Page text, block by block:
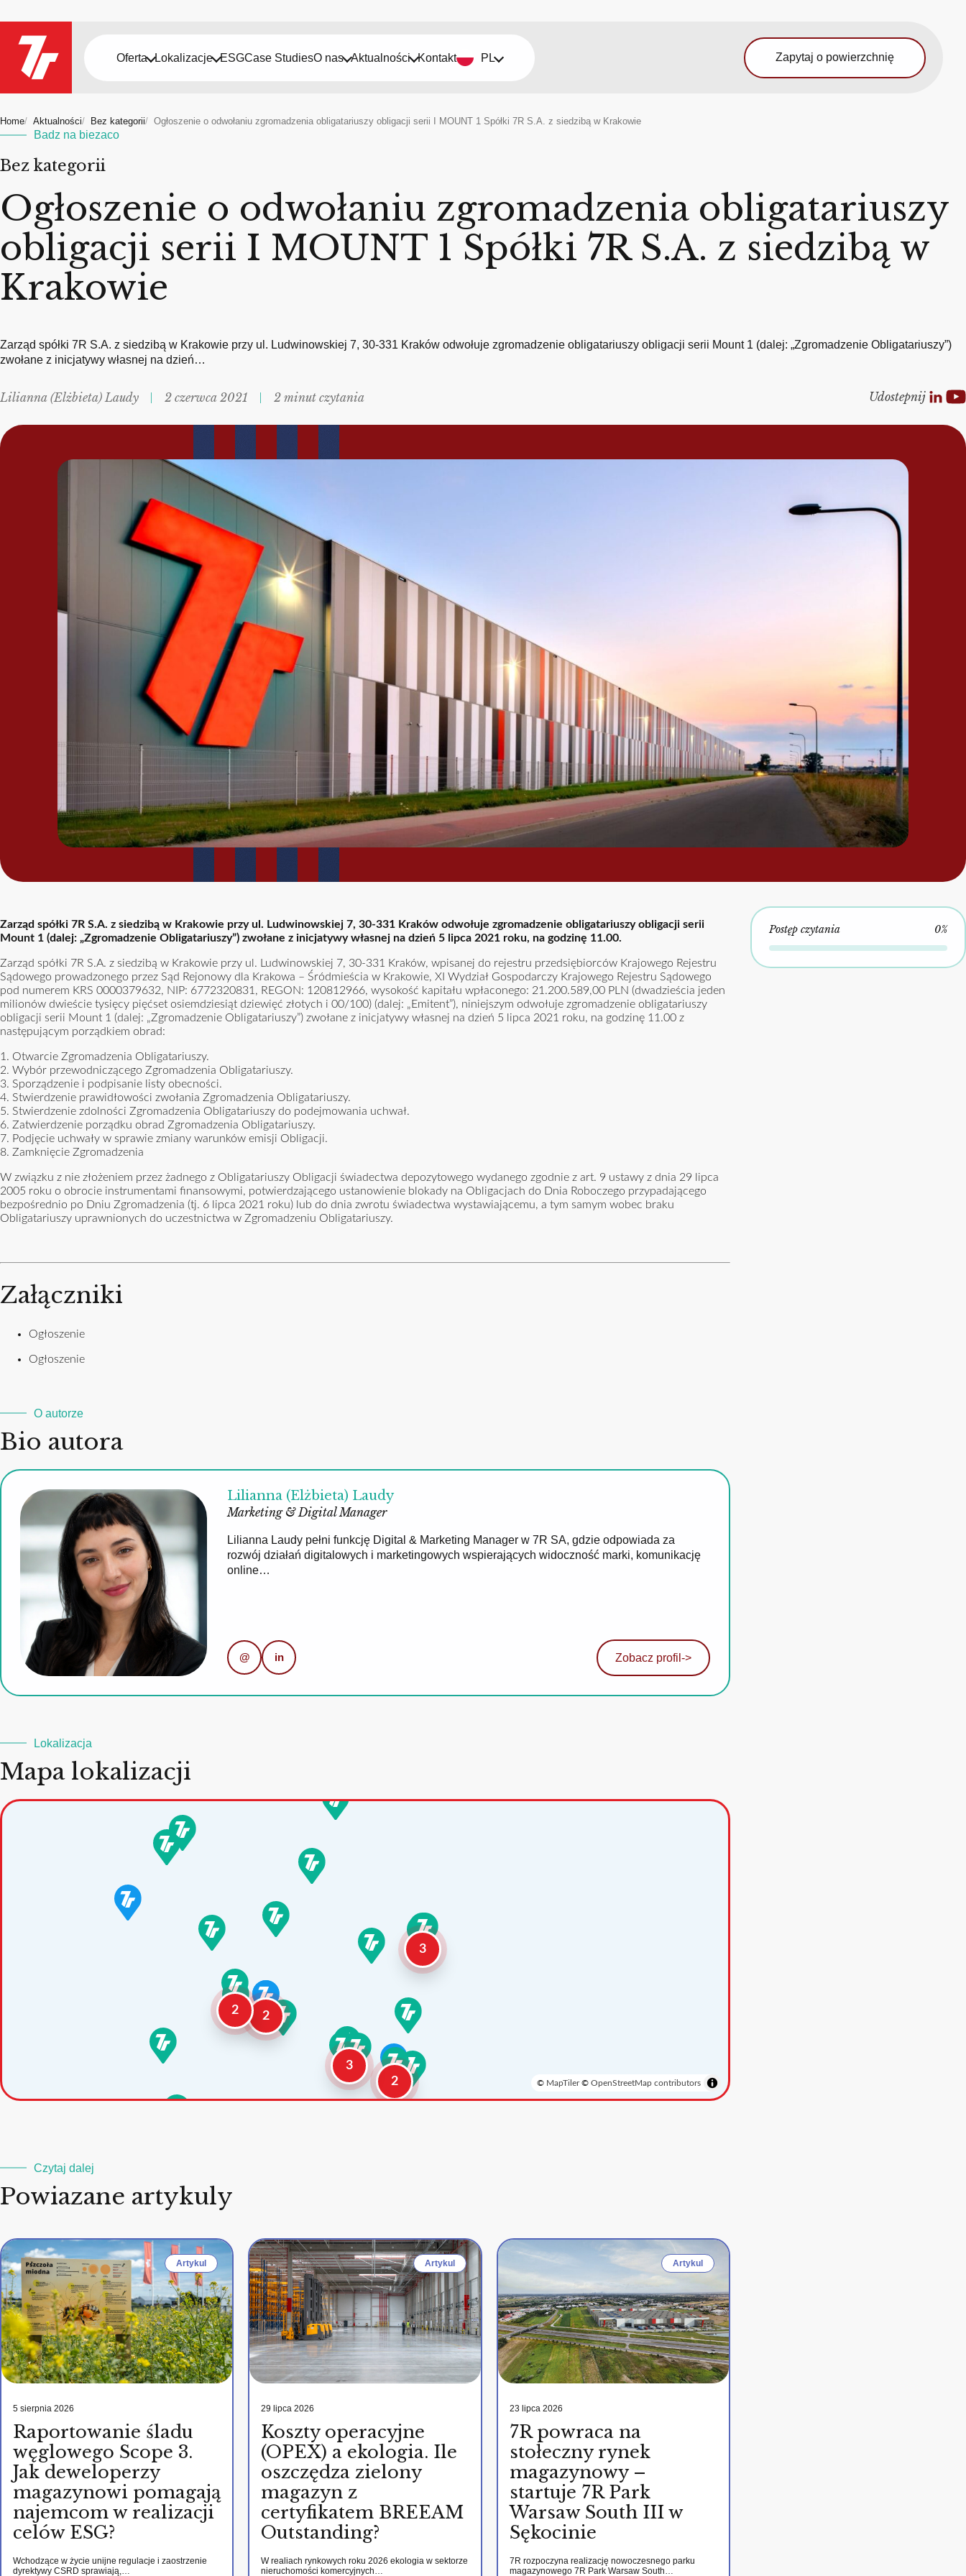
Oferta Lokalizacje ESGCase StudiesO nas Aktualności Kontakt PL Zapytaj o powierzchnię
Home Aktualności Bez kategorii Ogłoszenie o odwołaniu zgromadzenia obligatariuszy obligacji serii I MOUNT 1 Spółki 7R S.A. z siedzibą w Krakowie
Badz na biezaco
Bez kategorii
Ogłoszenie o odwołaniu zgromadzenia obligatariuszy
obligacji serii I MOUNT 1 Spółki 7R S.A. z siedzibą w
Krakowie
Zarząd spółki 7R S.A. z siedzibą w Krakowie przy ul. Ludwinowskiej 7, 30-331 Kraków odwołuje zgromadzenie obligatariuszy obligacji serii Mount 1 (dalej: „Zgromadzenie Obligatariuszy”)
zwołane z inicjatywy własnej na dzień…
Lilianna (Elżbieta) Laudy 2 czerwca 2021 2 minut czytania Udostepnij
Zarząd spółki 7R S.A. z siedzibą w Krakowie przy ul. Ludwinowskiej 7, 30-331 Kraków odwołuje zgromadzenie obligatariuszy obligacji serii
Mount 1 (dalej: „Zgromadzenie Obligatariuszy”) zwołane z inicjatywy własnej na dzień 5 lipca 2021 roku, na godzinę 11.00.
Zarząd spółki 7R S.A. z siedzibą w Krakowie przy ul. Ludwinowskiej 7, 30-331 Kraków, wpisanej do rejestru przedsiębiorców Krajowego Rejestru
Sądowego prowadzonego przez Sąd Rejonowy dla Krakowa – Śródmieścia w Krakowie, XI Wydział Gospodarczy Krajowego Rejestru Sądowego
pod numerem KRS 0000379632, NIP: 6772320831, REGON: 120812966, wysokość kapitału wpłaconego: 21.200.589,00 PLN (dwadzieścia jeden
milionów dwieście tysięcy pięćset osiemdziesiąt dziewięć złotych i 00/100) (dalej: „Emitent”), niniejszym odwołuje zgromadzenie obligatariuszy
obligacji serii Mount 1 (dalej: „Zgromadzenie Obligatariuszy”) zwołane z inicjatywy własnej na dzień 5 lipca 2021 roku, na godzinę 11.00 z
następującym porządkiem obrad:
1. Otwarcie Zgromadzenia Obligatariuszy.
2. Wybór przewodniczącego Zgromadzenia Obligatariuszy.
3. Sporządzenie i podpisanie listy obecności.
4. Stwierdzenie prawidłowości zwołania Zgromadzenia Obligatariuszy.
5. Stwierdzenie zdolności Zgromadzenia Obligatariuszy do podejmowania uchwał.
6. Zatwierdzenie porządku obrad Zgromadzenia Obligatariuszy.
7. Podjęcie uchwały w sprawie zmiany warunków emisji Obligacji.
8. Zamknięcie Zgromadzenia
W związku z nie złożeniem przez żadnego z Obligatariuszy Obligacji świadectwa depozytowego wydanego zgodnie z art. 9 ustawy z dnia 29 lipca
2005 roku o obrocie instrumentami finansowymi, potwierdzającego ustanowienie blokady na Obligacjach do Dnia Roboczego przypadającego
bezpośrednio po Dniu Zgromadzenia (tj. 6 lipca 2021 roku) lub do dnia zwrotu świadectwa wystawiającemu, a tym samym wobec braku
Obligatariuszy uprawnionych do uczestnictwa w Zgromadzeniu Obligatariuszy.
Załączniki
Ogłoszenie
Ogłoszenie
O autorze
Bio autora
Lilianna (Elżbieta) Laudy
Marketing & Digital Manager
Lilianna Laudy pełni funkcję Digital & Marketing Manager w 7R SA, gdzie odpowiada za
rozwój działań digitalowych i marketingowych wspierających widoczność marki, komunikację
online…
@ in Zobacz profil ->
Lokalizacja
Mapa lokalizacji
2
2
3
2
3
© MapTiler© OpenStreetMap contributors
Czytaj dalej
Powiazane artykuly
Artykul
5 sierpnia 2026
Raportowanie śladu
węglowego Scope 3.
Jak deweloperzy
magazynowi pomagają
najemcom w realizacji
celów ESG?
Wchodzące w życie unijne regulacje i zaostrzenie
dyrektywy CSRD sprawiają,…
Artykul
29 lipca 2026
Koszty operacyjne
(OPEX) a ekologia. Ile
oszczędza zielony
magazyn z
certyfikatem BREEAM
Outstanding?
W realiach rynkowych roku 2026 ekologia w sektorze
nieruchomości komercyjnych…
Artykul
23 lipca 2026
7R powraca na
stołeczny rynek
magazynowy –
startuje 7R Park
Warsaw South III w
Sękocinie
7R rozpoczyna realizację nowoczesnego parku
magazynowego 7R Park Warsaw South…
Postęp czytania 0%